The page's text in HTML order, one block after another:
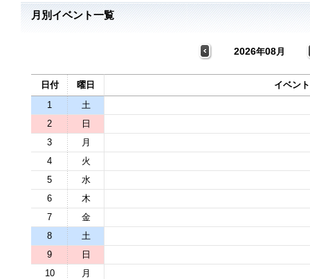
月別イベント一覧
2026年08月
日付 曜日
イベン
1
土
2
日
3
月
4
火
5
水
6
木
7
金
8
土
9
日
10
月